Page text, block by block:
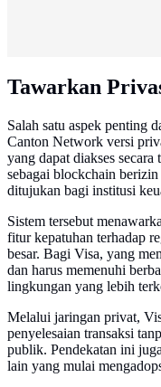
Tawarkan
Salah satu aspek penting
Canton Network versi
yang dapat diakses
sebagai blockchain
ditujukan bagi institusi
Sistem tersebut
fitur kepatuhan terhadap
besar. Bagi Visa, yang
dan harus memenuhi
lingkungan yang lebih
Melalui jaringan privat,
penyelesaian transaksi
publik. Pendekatan ini
lain yang mulai